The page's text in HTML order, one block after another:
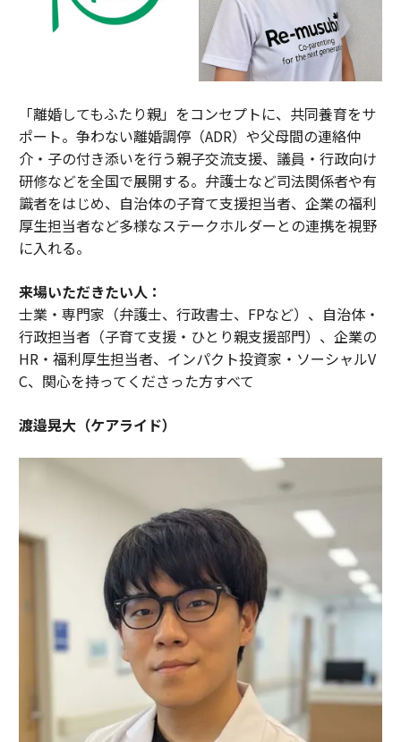
「離婚してもふたり親」をコンセプトに、共同養育をサ
ポート。争わない離婚調停（ADR）や父母間の連絡仲
介・子の付き添いを行う親子交流支援、議員・行政向け
研修などを全国で展開する。弁護士など司法関係者や有
識者をはじめ、自治体の子育て支援担当者、企業の福利
厚生担当者など多様なステークホルダーとの連携を視野
に入れる。
来場いただきたい人：
士業・専門家（弁護士、行政書士、FPなど）、自治体・
行政担当者（子育て支援・ひとり親支援部門）、企業の
HR・福利厚生担当者、インパクト投資家・ソーシャルV
C、関心を持ってくださった方すべて
渡邉晃大（ケアライド）